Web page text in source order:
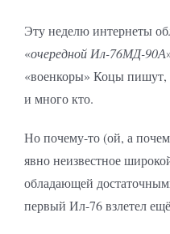
Эту неделю интернеты
«очередной Ил-76МД-90А
«военкоры» Коцы пишут,
и много кто.
Но почему-то (ой, а
явно неизвестное
обладающей
первый Ил-76 взлетел